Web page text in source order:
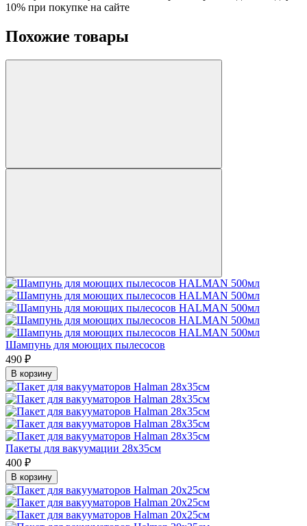
Похожие товары
Шампунь для моющих пылесосов
490 ₽
В корзину
Пакеты для вакуумации 28х35см
400 ₽
В корзину